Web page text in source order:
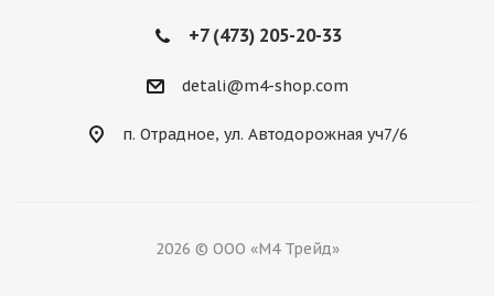
+7 (473) 205-20-33
detali@m4-shop.com
п. Отрадное, ул. Автодорожная уч7/6
2026 © ООО «М4 Трейд»